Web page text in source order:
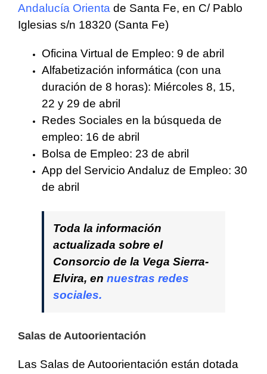
Andalucía Orienta de Santa Fe, en C/ Pablo
Iglesias s/n 18320 (Santa Fe)
Oficina Virtual de Empleo: 9 de abril
Alfabetización informática (con una
duración de 8 horas): Miércoles 8, 15,
22 y 29 de abril
Redes Sociales en la búsqueda de
empleo: 16 de abril
Bolsa de Empleo: 23 de abril
App del Servicio Andaluz de Empleo: 30
de abril
Toda la información
actualizada sobre el
Consorcio de la Vega Sierra-
Elvira, en nuestras redes
sociales.
Salas de Autoorientación
Las Salas de Autoorientación están dotada